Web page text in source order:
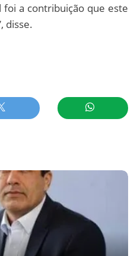
a contribuição que este
disse.